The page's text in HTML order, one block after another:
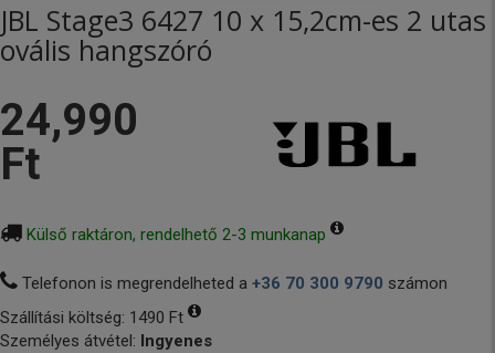
JBL Stage3 6427 10 x 15,2cm-es 2 utas
ovális hangszóró
24,990
Ft
Külső raktáron, rendelhető 2-3 munkanap
Telefonon is megrendelheted a +36 70 300 9790 számon
Szállítási költség: 1490 Ft
Személyes átvétel: Ingyenes